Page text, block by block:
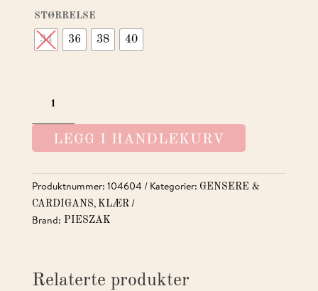
STØRRELSE
34 36 38 40
HALEY
HARLEKIN
CARDIGAN
ANTALL
LEGG I HANDLEKURV
Produktnummer: 104604 Kategorier: GENSERE &
CARDIGANS, KLÆR
Brand: PIESZAK
Relaterte produkter